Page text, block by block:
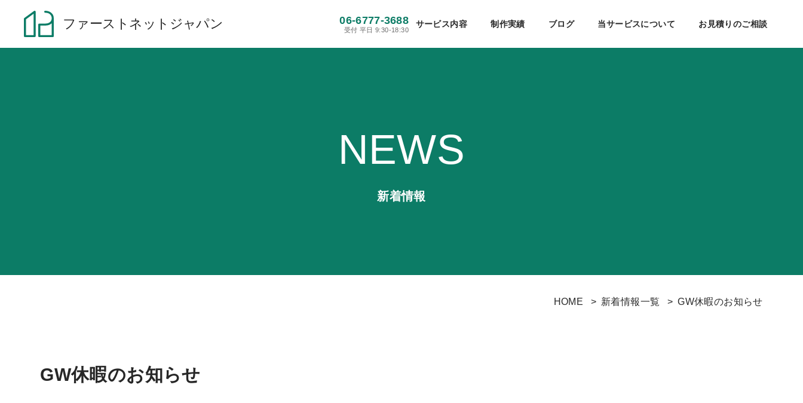
ファーストネットジャパン 06-6777-3688
受付 平日 9:30-18:30
サービス内容
サービス内容
ホームページ制作 サイト保守管理 ECサイト制作・ネットショップ構築
Webシステム開発・アプリ開発 WEBマーケティング SEO対策
制作実績
制作実績
工場・製造業
ブログ 当サービスについて
当サービスについて 初めての方へ 当社が選ばれる理由 会社案内
お見積りのご相談
NEWS
新着情報
HOME 新着情報一覧 GW休暇のお知らせ
GW休暇のお知らせ